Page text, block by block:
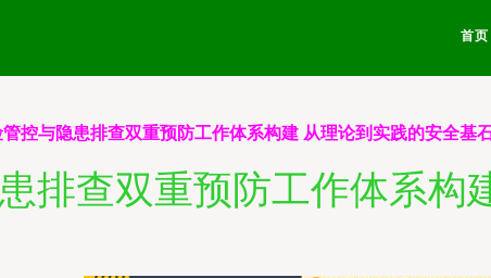
首页
管控与隐患排查双重预防工作体系构建 从理论到实践的安全基
排查双重预防工作体系构